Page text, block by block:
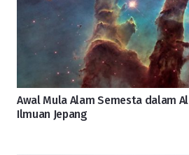
Awal Mula Alam Semesta dalam
Ilmuan Jepang